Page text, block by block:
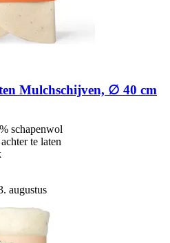
Mulchschijven, ∅ 40 cm
schapenwol
te laten
augustus